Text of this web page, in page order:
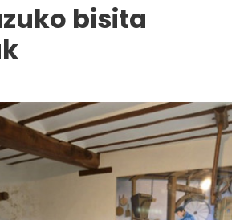
bisita